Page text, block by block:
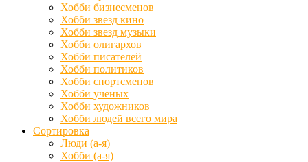
Хобби бизнесменов
Хобби звезд кино
Хобби звезд музыки
Хобби олигархов
Хобби писателей
Хобби политиков
Хобби спортсменов
Хобби ученых
Хобби художников
Хобби людей всего мира
Сортировка
Люди (а-я)
Хобби (а-я)